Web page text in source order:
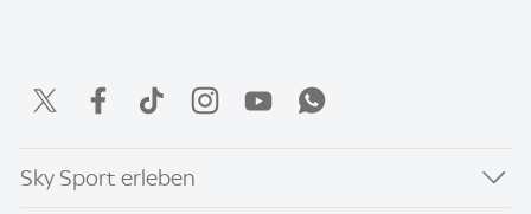
Sky Sport erleben